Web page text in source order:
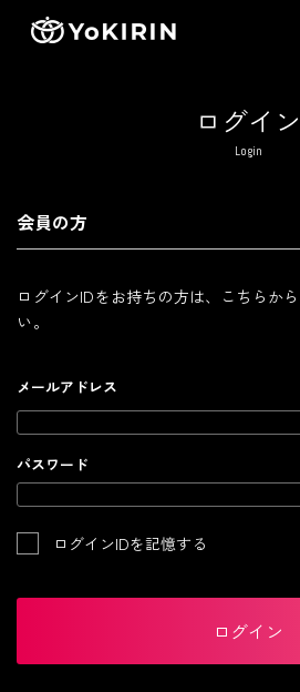
ログイン
Login
会員の方
ログインIDをお持ちの方は、こちらか
い。
メールアドレス
パスワード
ログインIDを記憶する
ログイン